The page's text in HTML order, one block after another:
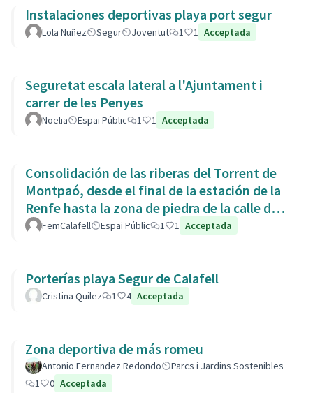
Instalaciones deportivas playa port segur
Lola Nuñez Segur Joventut 1 1 Acceptada
Seguretat escala lateral a l'Ajuntament i
carrer de les Penyes
Noelia Espai Públic 1 1 Acceptada
Consolidación de las riberas del Torrent de
Montpaó, desde el final de la estación de la
Renfe hasta la zona de piedra de la calle de
L’Estany.
FemCalafell Espai Públic 1 1 Acceptada
Porterías playa Segur de Calafell
Cristina Quilez 1 4 Acceptada
Zona deportiva de más romeu
Antonio Fernandez Redondo
Parcs i Jardins Sostenibles
1
0 Acceptada